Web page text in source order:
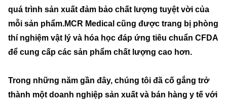
quá trình sản xuất đảm bảo chất lượng tuyệt vời của
mỗi sản phẩm.MCR Medical cũng được trang bị phòng
thí nghiệm vật lý và hóa học đáp ứng tiêu chuẩn CFDA
để cung cấp các sản phẩm chất lượng cao hơn.
Trong những năm gần đây, chúng tôi đã cố gắng trở
thành một doanh nghiệp sản xuất và bán hàng y tế với